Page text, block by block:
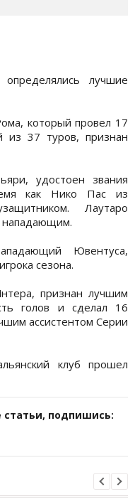
лучшие
который провел 17
из 37 туров, признан
удостоен звания
как Нико Пас из
Лаутаро
нападающим.
Ювентуса,
сезона.
признан лучшим
голов и сделал 16
ассистентом Серии
клуб прошел
статьи, подпишись: